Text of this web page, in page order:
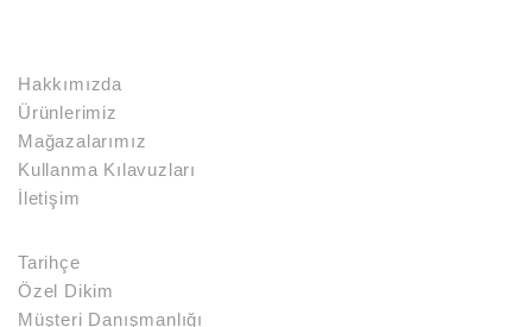
Hakkımızda
Ürünlerimiz
Mağazalarımız
Kullanma Kılavuzları
İletişim
Tarihçe
Özel Dikim
Müşteri Danışmanlığı